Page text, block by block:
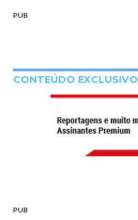
PUB
CONTEÚDO EXCLUSIVO
PUB